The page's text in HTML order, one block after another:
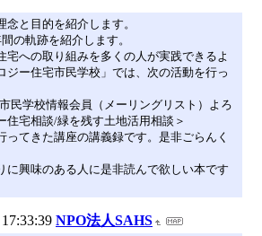
念と目的を紹介します。
の軌跡を紹介します。
宅への取り組みを多くの人が実践できるよ
ジー住宅市民学校」では、次の活動を行っ
民学校情報会員（メーリングリスト）よろ
住宅相談/緑を残す土地活用相談＞
ってきた講座の講義録です。是非ごらんく
に興味のある人に是非読んで欲しい本です
NPO法人SAHS